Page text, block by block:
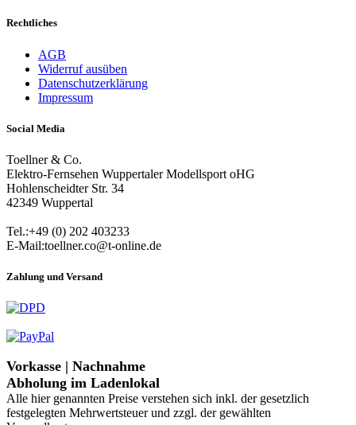
Rechtliches
AGB
Widerruf ausüben
Datenschutzerklärung
Impressum
Social Media
Toellner & Co.
Elektro-Fernsehen Wuppertaler Modellsport oHG
Hohlenscheidter Str. 34
42349 Wuppertal
Tel.:+49 (0) 202 403233
E-Mail:toellner.co@t-online.de
Zahlung und Versand
Vorkasse | Nachnahme
Abholung im Ladenlokal
Alle hier genannten Preise verstehen sich inkl. der gesetzlich
festgelegten Mehrwertsteuer und zzgl. der gewählten